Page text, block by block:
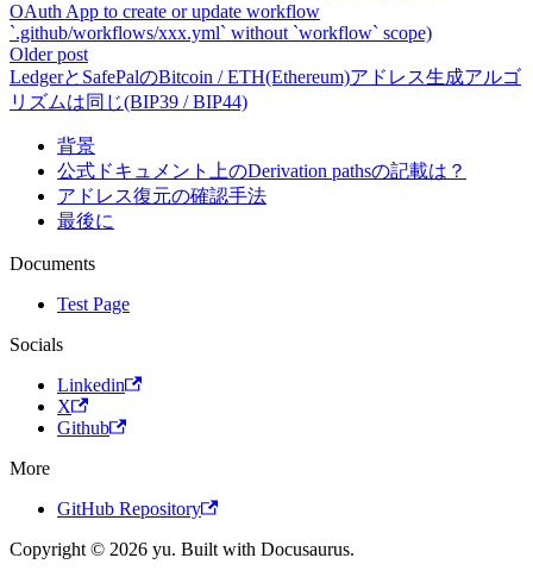
OAuth App to create or update workflow
`.github/workflows/xxx.yml` without `workflow` scope)
Older post
LedgerとSafePalのBitcoin / ETH(Ethereum)アドレス生成アルゴ
リズムは同じ(BIP39 / BIP44)
背景
公式ドキュメント上のDerivation pathsの記載は？
アドレス復元の確認手法
最後に
Documents
Test Page
Socials
Linkedin
X
Github
More
GitHub Repository
Copyright © 2026 yu. Built with Docusaurus.